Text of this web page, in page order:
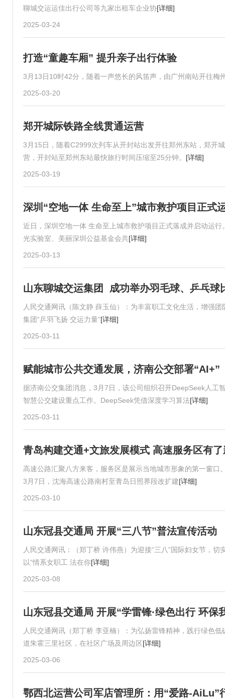
聊城交运运佳出行公司等九家出租车企业协[详细]
2025-03-24
打造“童趣车厢” 提升亲子出行体验
3月13日10时42分，随着一声悠长的风笛声，由广州南站开往
2025-03-20
郑开城际铁路全线贯通运营
3月15日，随着C2999次列车从开封站出发开往郑州东站，郑开
营，开封站至郑州东站最快旅行时间压缩至25分钟。 [详细]
2025-03-19
深圳“空地一体 生命至上”城市救护项目正式
近日，深圳空地一体 生命至上城市救护项目正式落成并启动运
光实验室、美丽深圳公益基金会共[详细]
2025-03-13
山东聊城交运集团 成功举办羽毛球、乒乓球
人民交通网讯（陈文静 薛玉仙）：为丰富职工文化生活，增强
集团“乒羽飞扬 交运力量”[详细]
2025-03-11
赋能城市公共交通发展，济南公交部署“AI+”
据济南公交集团消息，3月7日，该公司组织召开DeepSeek人工
智慧公交建设重点工作。DeepSeek凭借深度学习算法[详细]
2025-03-11
青岛构建交通+文旅发展模式 高速服务区有
高速公路汇聚八方来客，服务区是展示当地城市形象的第一窗
3月7日，沈海高速公路南村至青岛日照界段改扩建[详细]
2025-03-10
山东冠县交通局 开展“三八节”普法宣传活动
人民交通网讯：（郑丁桥 许伟燕）为迎接“三八”国际妇女节，
以“情系女职工 法在你[详细]
2025-03-08
山东冠县交通局 开展“学雷锋·绿色出行 环保
人民交通网讯（郑丁桥 李亚楠）：为弘扬雷锋精神，践行绿色
道朱霍三里社区，在社区广场及周边区[详细]
2025-03-06
鄂西北运营公司军店管理所：用“爱路-AiLu”